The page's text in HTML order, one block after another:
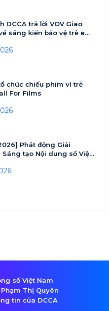
DCCA trả lời VOV Giao
sáng kiến bảo vệ trẻ em
chức chiếu phim vì trẻ
For Films
Phát động Giải
tạo Nội dung số Việt
số Việt Nam
Thị Quyên
tin của DCCA